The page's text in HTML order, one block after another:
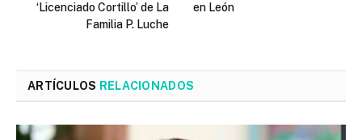
‘Licenciado Cortillo’ de La
Familia P. Luche
en León
ARTÍCULOS RELACIONADOS